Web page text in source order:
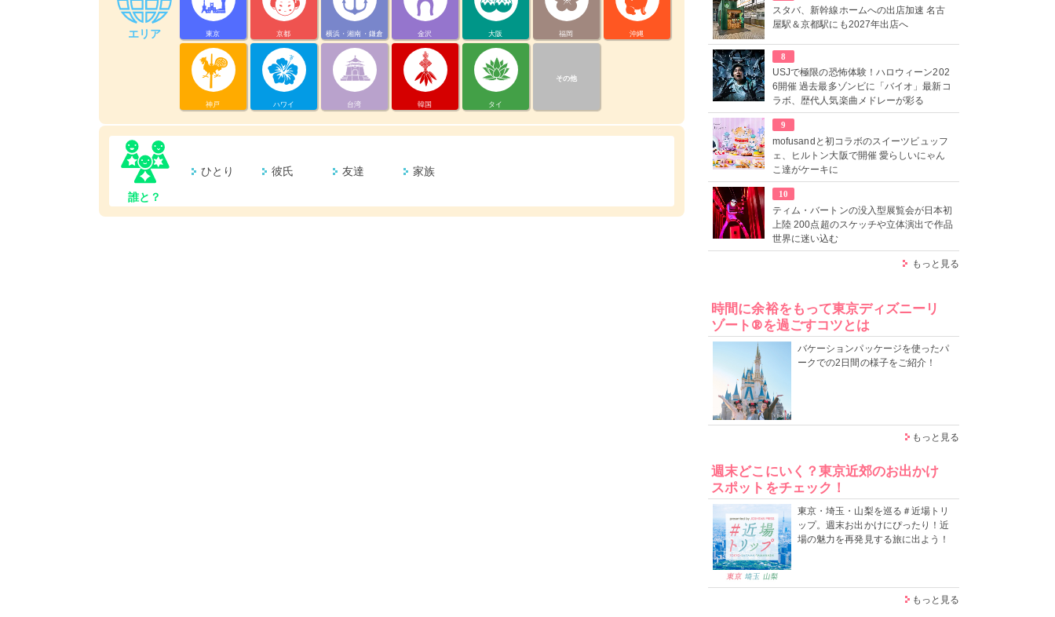
エリア 東京 京都 横浜・湘南・鎌倉 金沢 大阪 福岡 沖縄
神戸 ハワイ 台湾 韓国 タイ
その他
誰と？
ひとり 彼氏 友達 家族
スタバ、新幹線ホームへの出店加速 名古
屋駅＆京都駅にも2027年出店へ
8
USJで極限の恐怖体験！ハロウィーン202
6開催 過去最多ゾンビに「バイオ」最新コ
ラボ、歴代人気楽曲メドレーが彩る
9
mofusandと初コラボのスイーツビュッフ
ェ、ヒルトン大阪で開催 愛らしいにゃん
こ達がケーキに
10
ティム・バートンの没入型展覧会が日本初
上陸 200点超のスケッチや立体演出で作品
世界に迷い込む
もっと見る
時間に余裕をもって東京ディズニーリ
ゾート®を過ごすコツとは
バケーションパッケージを使ったパ
ークでの2日間の様子をご紹介！
もっと見る
週末どこにいく？東京近郊のお出かけ
スポットをチェック！
東京・埼玉・山梨を巡る＃近場トリ
ップ。週末お出かけにぴったり！近
場の魅力を再発見する旅に出よう！
もっと見る